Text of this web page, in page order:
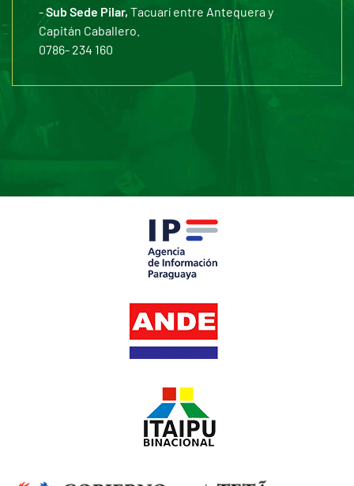
-Sub Sede Pilar, Tacuarí entre Antequera y
Capitán Caballero.
0786- 234 160